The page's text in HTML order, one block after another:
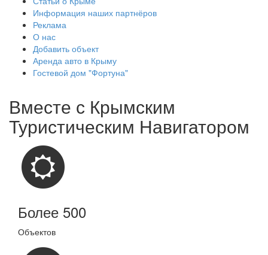
Информация наших партнёров
Реклама
О нас
Добавить объект
Аренда авто в Крыму
Гостевой дом "Фортуна"
Вместе с Крымским
Туристическим Навигатором
Более 500
Объектов